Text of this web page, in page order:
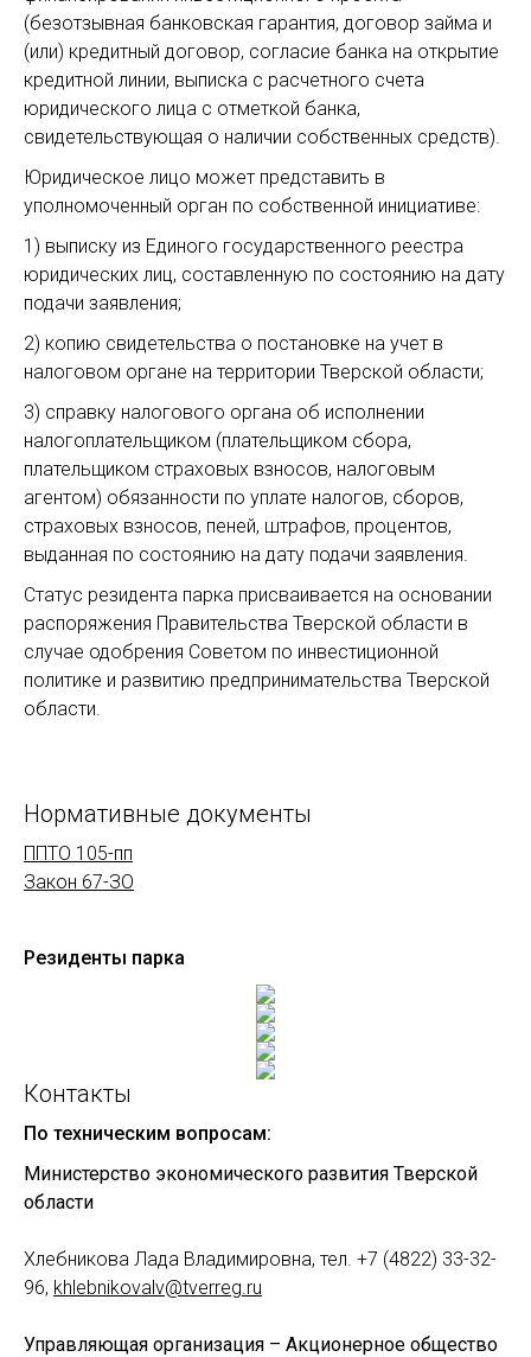
(безотзывная банковская гарантия, договор займа и
(или) кредитный договор, согласие банка на открытие
кредитной линии, выписка с расчетного счета
юридического лица с отметкой банка,
свидетельствующая о наличии собственных средств).
Юридическое лицо может представить в
уполномоченный орган по собственной инициативе:
1) выписку из Единого государственного реестра
юридических лиц, составленную по состоянию на дату
подачи заявления;
2) копию свидетельства о постановке на учет в
налоговом органе на территории Тверской области;
3) справку налогового органа об исполнении
налогоплательщиком (плательщиком сбора,
плательщиком страховых взносов, налоговым
агентом) обязанности по уплате налогов, сборов,
страховых взносов, пеней, штрафов, процентов,
выданная по состоянию на дату подачи заявления.
Статус резидента парка присваивается на основании
распоряжения Правительства Тверской области в
случае одобрения Советом по инвестиционной
политике и развитию предпринимательства Тверской
области.
Нормативные документы
ППТО 105-пп
Закон 67-ЗО
Резиденты парка
Контакты
По техническим вопросам:
Министерство экономического развития Тверской
области
Хлебникова Лада Владимировна, тел. +7 (4822) 33-32-
96, khlebnikovalv@tverreg.ru
Управляющая организация – Акционерное общество